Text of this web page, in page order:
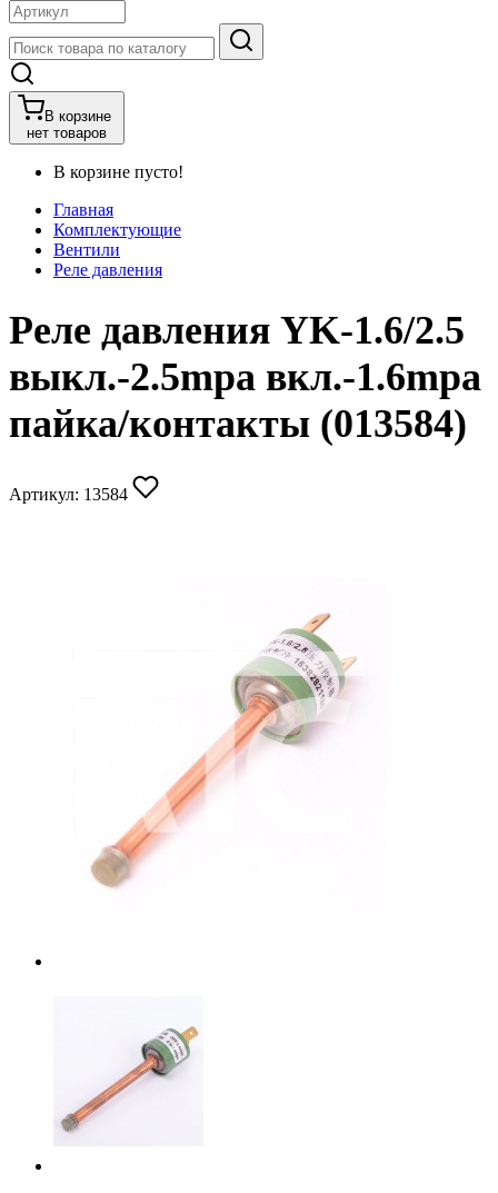
В корзине
нет товаров
В корзине пусто!
Главная
Комплектующие
Вентили
Реле давления
Реле давления YK-1.6/2.5
выкл.-2.5mpa вкл.-1.6mpa
пайка/контакты (013584)
Артикул: 13584